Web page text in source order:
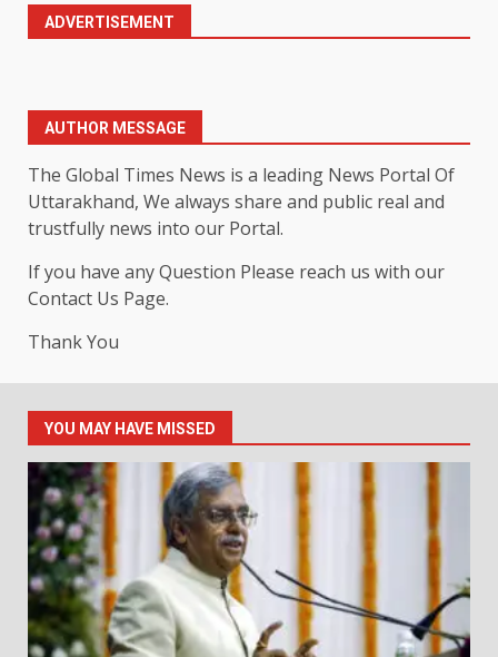
ADVERTISEMENT
AUTHOR MESSAGE
The Global Times News is a leading News Portal Of
Uttarakhand, We always share and public real and
trustfully news into our Portal.
If you have any Question Please reach us with our
Contact Us Page.
Thank You
YOU MAY HAVE MISSED